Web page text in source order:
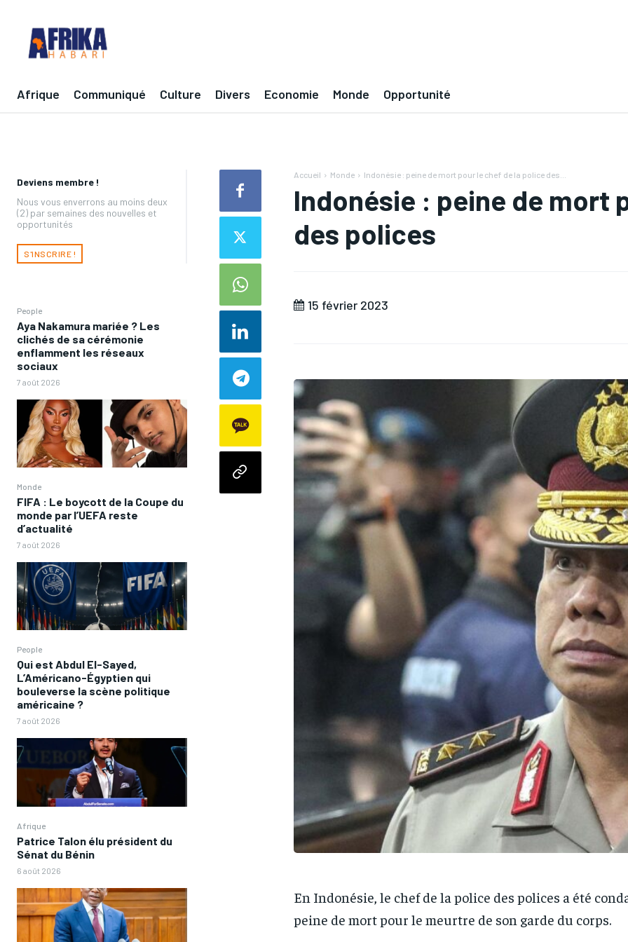
Afrique Communiqué Culture Divers Economie Monde Opportunité
Deviens membre !
Nous vous enverrons au moins deux
(2) par semaines des nouvelles et
opportunités
S'INSCRIRE !
People
Aya Nakamura mariée ? Les
clichés de sa cérémonie
enflamment les réseaux
sociaux
7 août 2026
Monde
FIFA : Le boycott de la Coupe du
monde par l’UEFA reste
d’actualité
7 août 2026
People
Qui est Abdul El-Sayed,
L’Américano-Égyptien qui
bouleverse la scène politique
américaine ?
7 août 2026
Afrique
Patrice Talon élu président du
Sénat du Bénin
6 août 2026
Accueil Monde Indonésie : peine de mort pour le chef de la police des...
Indonésie : peine de mort
des polices
15 février 2023
En Indonésie, le chef de la police des polices a été
peine de mort pour le meurtre de son garde du corps.